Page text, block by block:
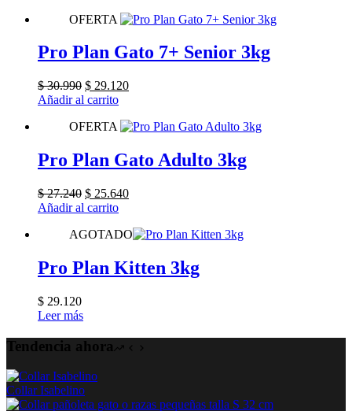
OFERTA
Pro Plan Gato 7+ Senior 3kg
$30.990 El
precio
era:
$ 29.120El
es:
Añadir al carrito
OFERTA
Pro Plan Gato Adulto 3kg
$27.240 El
precio
era:
$ 25.640El
es:
Añadir al carrito
AGOTADO
Pro Plan Kitten 3kg
$ 29.120
Leer más
Tendencia ahora
Collar Isabelino